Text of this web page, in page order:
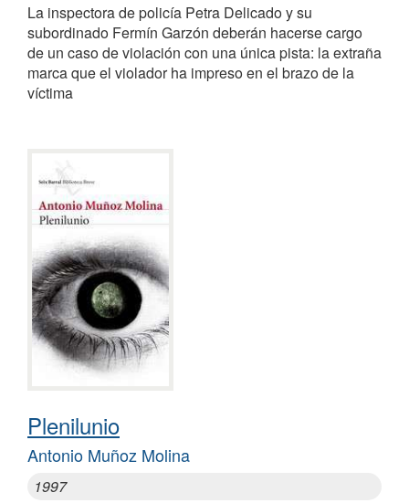
La inspectora de policía Petra Delicado y su
subordinado Fermín Garzón deberán hacerse cargo
de un caso de violación con una única pista: la extraña
marca que el violador ha impreso en el brazo de la
víctima
Plenilunio
Antonio Muñoz Molina
1997